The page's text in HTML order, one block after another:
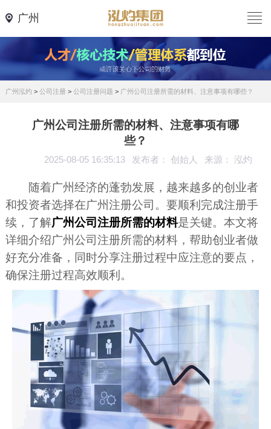
广州
广州泓灼 > 公司注册> 公司注册问题 > 广州公司注册所需的材料、注意事项有哪些？
广州公司注册所需的材料、注意事项有哪
些？
2025-08-05 16:35:13 发布者： 创始人 来源： 泓灼
随着广州经济的蓬勃发展，越来越多的创业者
和投资者选择在广州注册公司。要顺利完成注册手
续，了解广州公司注册所需的材料是关键。本文将
详细介绍广州公司注册所需的材料，帮助创业者做
好充分准备，同时分享注册过程中应注意的要点，
确保注册过程高效顺利。